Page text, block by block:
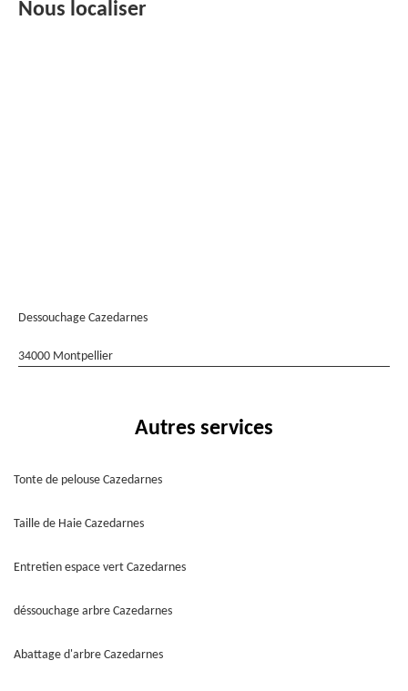
Nous localiser
Dessouchage Cazedarnes
34000 Montpellier
Autres services
Tonte de pelouse Cazedarnes
Taille de Haie Cazedarnes
Entretien espace vert Cazedarnes
déssouchage arbre Cazedarnes
Abattage d'arbre Cazedarnes